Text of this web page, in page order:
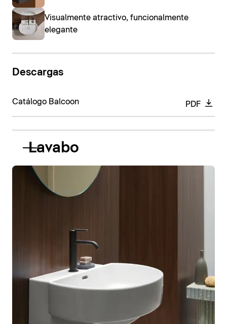
Visualmente atractivo, funcionalmente
elegante
Descargas
Catálogo Balcoon PDF
Lavabo